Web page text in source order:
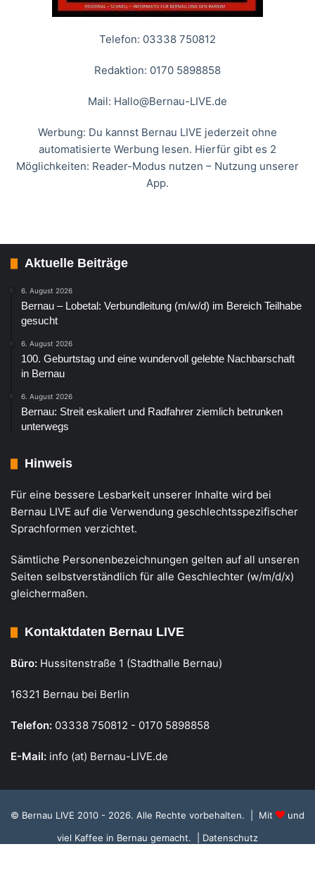
Telefon: 03338 750812
Redaktion: 0170 5898858
Mail: Hallo@Bernau-LIVE.de
Werbung: Du kannst Bernau LIVE jederzeit ohne
automatisierte Werbung lesen. Hierfür gibt es 2
Möglichkeiten: Reader-Modus nutzen – Nutzung unserer
App.
Aktuelle Beiträge
6. August 2026
Bernau – Lobetal: Verbundleitung (m/w/d) im Bereich Teilhabe
gesucht
6. August 2026
100. Geburtstag und eine wundervoll gelebte Nachbarschaft
in Bernau
6. August 2026
Bernau: Streit eskaliert und Radfahrer ziemlich betrunken
unterwegs
Hinweis
Für eine bessere Lesbarkeit unserer Inhalte wird bei
Bernau LIVE auf die Verwendung geschlechtsspezifischer
Sprachformen verzichtet.
Sämtliche Personenbezeichnungen gelten auf all unseren
Seiten selbstverständlich für alle Geschlechter (w/m/d/x)
gleichermaßen.
Kontaktdaten Bernau LIVE
Büro: Hussitenstraße 1 (Stadthalle Bernau)
16321 Bernau bei Berlin
Telefon: 03338 750812 - 0170 5898858
E-Mail: info (at) Bernau-LIVE.de
© Bernau LIVE 2010 - 2026. Alle Rechte vorbehalten. | Mit
und
viel Kaffee in Bernau gemacht.
| Datenschutz